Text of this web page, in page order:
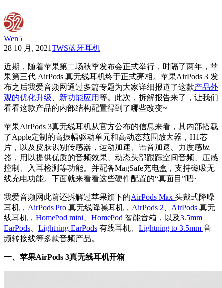
Wen5
28 10 月, 2021TWS蓝牙耳机
近期，随着苹果第二场秋季发布会正式举行，时隔了两年，苹
果第三代 AirPods 真无线耳机终于正式亮相。苹果AirPods 3 发
布之后我爱音频网通过多篇专题为大家详细报道了这款产品外
观的优化升级
新功能应用等。此次，拆解报告来了，让我们
看看这款产品的内部结构配置得到了哪些改变~
苹果AirPods 3真无线耳机从官方公布的信息来看，其内部搭载
了Apple定制的高振幅驱动单元和高动态范围放大器，H1芯
片，以及皮肤识别传感器，运动加速、语音加速、力度感应
器，用以提供优质的音频效果、动态头部跟踪空间音频、压感
控制、入耳检测等功能。并配备MagSafe充电盒，支持磁吸无
线充电功能。下面就来看看这些硬件配置的“真面目”吧~
我爱音频网此前还拆解过苹果旗下的AirPods Max 头戴式降噪
耳机， AirPods Pro 真无线降噪耳机， AirPods 2 AirPods 真无
线耳机， HomePod mini HomePod 智能音箱，以及3.5mm
EarPods
Lightning EarPods 有线耳机、 Lightning to 3.5mm 音
频转接线等多款音频产品。
一、苹果AirPods 3真无线耳机开箱